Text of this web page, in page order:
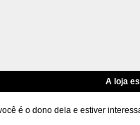
A loja
é o dono dela e estiver